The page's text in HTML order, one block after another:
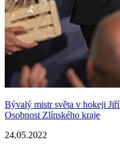
Bývalý mistr světa v hokeji
Osobnost Zlínského kraje
24.05.2022